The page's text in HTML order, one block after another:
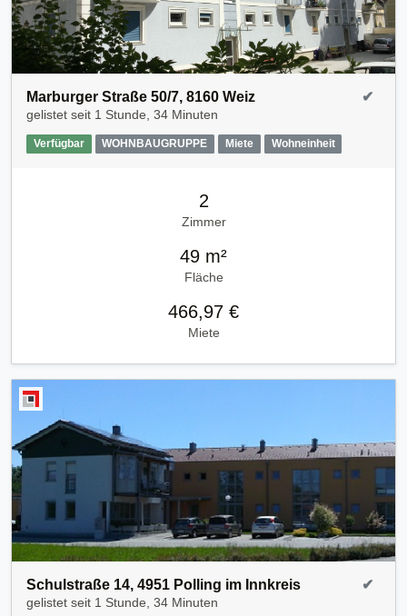
Marburger Straße 50/7, 8160 Weiz
gelistet seit 1 Stunde, 34 Minuten
Verfügbar WOHNBAUGRUPPE Miete Wohneinheit
✔
2
Zimmer
49 m²
Fläche
466,97 €
Miete
Schulstraße 14, 4951 Polling im Innkreis
gelistet seit 1 Stunde, 34 Minuten
✔